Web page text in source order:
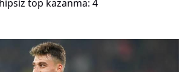
top kazanma: 4